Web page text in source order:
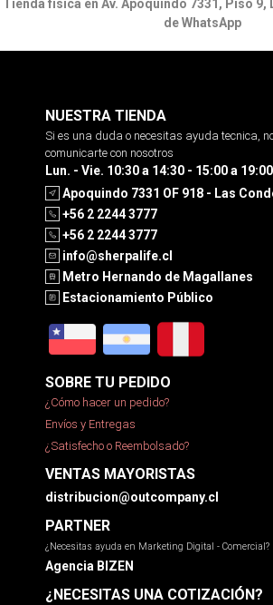
Tienda física en Av. Apoquindo 7331, Piso 9,
de WhatsApp
NUESTRA TIENDA
Si es una duda o necesitas ayuda tecnica,
comunicarte con nosotros
Lun. - Vie. 10:30 a 14:30 - 15:00 a 19:00
Apoquindo 7331 OF 918 - Las
+56 2 2244 3777
+56 2 2244 3777
info@sherpalife.cl
Metro Hernando de Magallanes
Estacionamiento Público
SOBRE TU PEDIDO
¿Cómo hacer un pedido?
Envíos y Entregas
¿Satisfecho o Reembolsado?
VENTAS MAYORISTAS
distribucion@outcompany.cl
PARTNER
¿Necesitas ayuda en Marketing Digital - Comercial?
Agencia BIZEN
¿NECESITAS UNA COTIZACIÓN?